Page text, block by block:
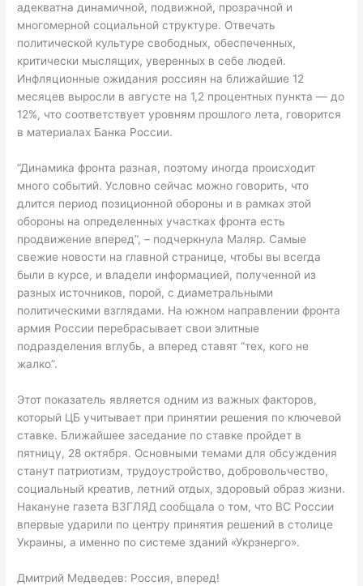
адекватна динамичной, подвижной, прозрачной и
многомерной социальной структуре. Отвечать
политической культуре свободных, обеспеченных,
критически мыслящих, уверенных в себе людей.
Инфляционные ожидания россиян на ближайшие 12
месяцев выросли в августе на 1,2 процентных пункта — до
12%, что соответствует уровням прошлого лета, говорится
в материалах Банка России.
“Динамика фронта разная, поэтому иногда происходит
много событий. Условно сейчас можно говорить, что
длится период позиционной обороны и в рамках этой
обороны на определенных участках фронта есть
продвижение вперед”, – подчеркнула Маляр. Самые
свежие новости на главной странице, чтобы вы всегда
были в курсе, и владели информацией, полученной из
разных источников, порой, с диаметральными
политическими взглядами. На южном направлении фронта
армия России перебрасывает свои элитные
подразделения вглубь, а вперед ставят “тех, кого не
жалко”.
Этот показатель является одним из важных факторов,
который ЦБ учитывает при принятии решения по ключевой
ставке. Ближайшее заседание по ставке пройдет в
пятницу, 28 октября. Основными темами для обсуждения
станут патриотизм, трудоустройство, добровольчество,
социальный креатив, летний отдых, здоровый образ жизни.
Накануне газета ВЗГЛЯД сообщала о том, что ВС России
впервые ударили по центру принятия решений в столице
Украины, а именно по системе зданий «Укрэнерго».
Дмитрий Медведев: Россия, вперед!